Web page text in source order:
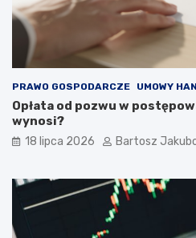
PRAWO GOSPODARCZE UMOWY
Opłata od pozwu w
wynosi?
18 lipca 2026 Bartosz